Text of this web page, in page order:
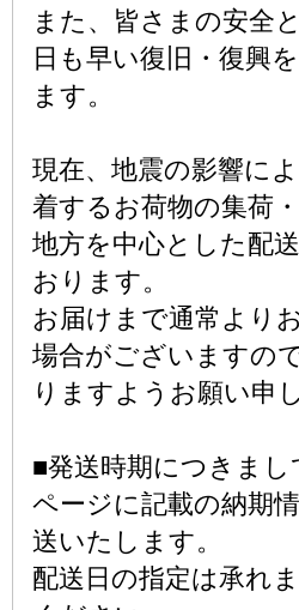
また、皆さまの安全
日も早い復旧・復興
ます。
現在、地震の影響に
着するお荷物の集荷
地方を中心とした配
おります。
お届けまで通常より
場合がございますの
りますようお願い申
■発送時期につきまし
ページに記載の納期
送いたします。
配送日の指定は承れ